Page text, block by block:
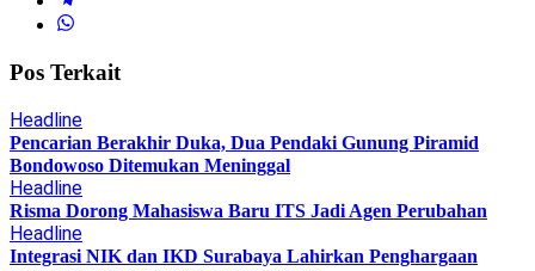
Pos Terkait
Headline
Pencarian Berakhir Duka, Dua Pendaki Gunung Piramid
Bondowoso Ditemukan Meninggal
Headline
Risma Dorong Mahasiswa Baru ITS Jadi Agen Perubahan
Headline
Integrasi NIK dan IKD Surabaya Lahirkan Penghargaan